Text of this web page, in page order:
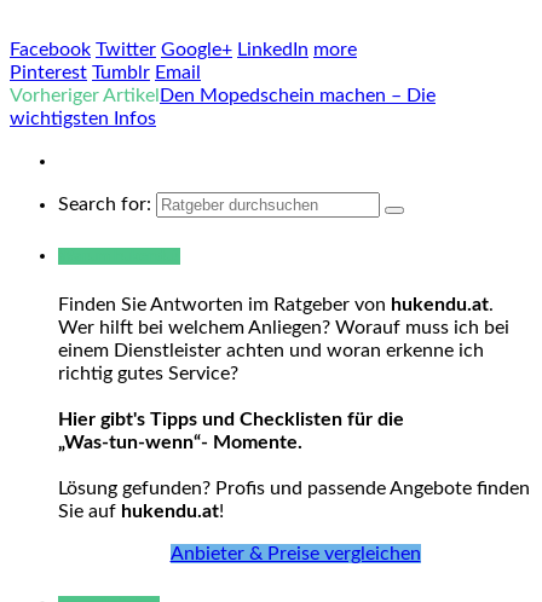
Facebook Twitter Google+ LinkedIn more
Pinterest Tumblr Email
Vorheriger Artikel Den Mopedschein machen – Die
wichtigsten Infos
Search for:
Finden Sie Antworten im Ratgeber von hukendu.at.
Wer hilft bei welchem Anliegen? Worauf muss ich bei
einem Dienstleister achten und woran erkenne ich
richtig gutes Service?
Hier gibt's Tipps und Checklisten für die
„Was-tun-wenn“- Momente.
Lösung gefunden? Profis und passende Angebote finden
Sie auf hukendu.at!
Anbieter & Preise vergleichen